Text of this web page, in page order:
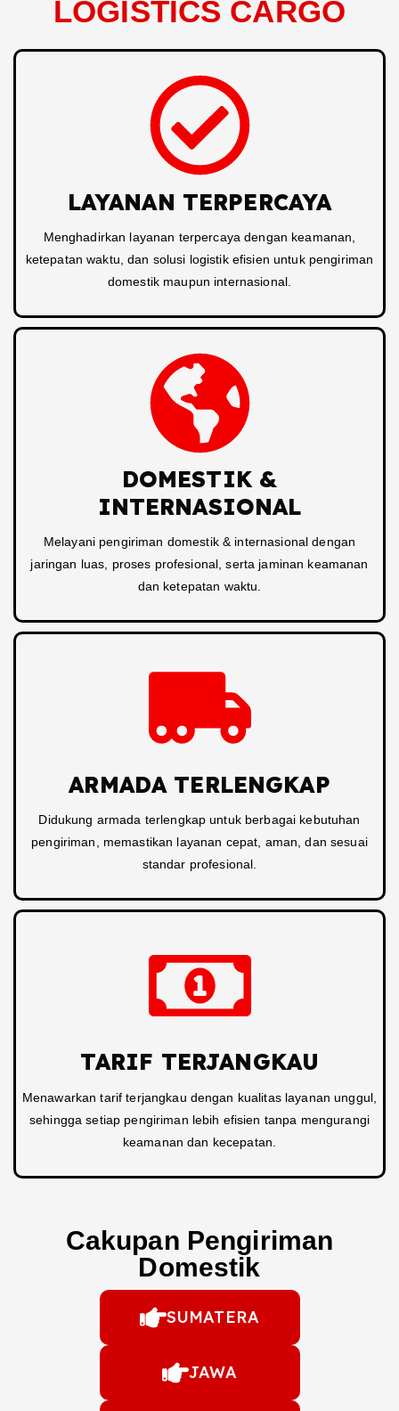
LOGISTICS CARGO
LAYANAN TERPERCAYA
Menghadirkan layanan terpercaya dengan keamanan,
ketepatan waktu, dan solusi logistik efisien untuk pengiriman
domestik maupun internasional.
DOMESTIK &
INTERNASIONAL
Melayani pengiriman domestik & internasional dengan
jaringan luas, proses profesional, serta jaminan keamanan
dan ketepatan waktu.
ARMADA TERLENGKAP
Didukung armada terlengkap untuk berbagai kebutuhan
pengiriman, memastikan layanan cepat, aman, dan sesuai
standar profesional.
TARIF TERJANGKAU
Menawarkan tarif terjangkau dengan kualitas layanan unggul,
sehingga setiap pengiriman lebih efisien tanpa mengurangi
keamanan dan kecepatan.
Cakupan Pengiriman
Domestik
SUMATERA
JAWA